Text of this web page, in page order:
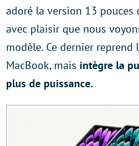
adoré la version 13 pouces
avec plaisir que nous
modèle. Ce dernier
MacBook, mais intègre la
plus de puissance.